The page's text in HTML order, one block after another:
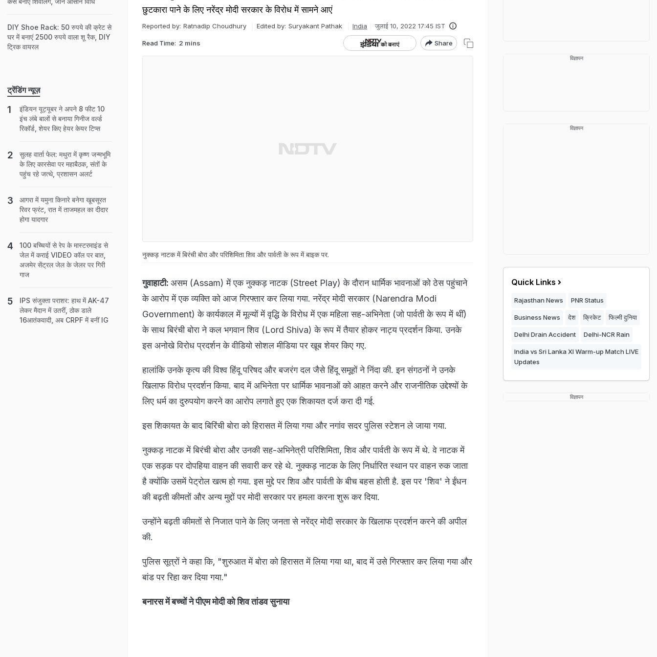
छुटकारा पाने के लिए नरेंद्र मोदी सरकार के विरोध में सामने आएं
Reported by: Ratnadip Choudhury Edited by: Suryakant Pathak India जुलाई 10, 2022 17:45 IST
Read Time: 2 mins Share
नुक्कड़ नाटक में बिरंची बोरा और परिशिमिता शिव और पार्वती के रूप में बाइक पर.
गुवाहाटी: असम (Assam) में एक नुक्कड़ नाटक (Street Play) के दौरान धार्मिक भावनाओं को ठेस पहुंचाने
के आरोप में एक व्यक्ति को आज गिरफ्तार कर लिया गया. नरेंद्र मोदी सरकार (Narendra Modi
Government) के कार्यकाल में मूल्यों में वृद्धि के विरोध में एक महिला सह-अभिनेता (जो पार्वती के रूप में थीं)
के साथ बिरंची बोरा ने कल भगवान शिव (Lord Shiva) के रूप में तैयार होकर नाट्य प्रदर्शन किया. उनके
इस अनोखे विरोध प्रदर्शन के वीडियो सोशल मीडिया पर खूब शेयर किए गए.
हालांकि उनके कृत्य की विश्व हिंदू परिषद और बजरंग दल जैसे हिंदू समूहों ने निंदा की. इन संगठनों ने उनके
खिलाफ विरोध प्रदर्शन किया. बाद में अभिनेता पर धार्मिक भावनाओं को आहत करने और राजनीतिक उद्देश्यों के
लिए धर्म का दुरुपयोग करने का आरोप लगाते हुए एक शिकायत दर्ज करा दी गई.
इस शिकायत के बाद बिरिंची बोरा को हिरासत में लिया गया और नगांव सदर पुलिस स्टेशन ले जाया गया.
नुक्कड़ नाटक में बिरंची बोरा और उनकी सह-अभिनेत्री परिशिमिता, शिव और पार्वती के रूप में थे. वे नाटक में
एक सड़क पर दोपहिया वाहन की सवारी कर रहे थे. नुक्कड़ नाटक के लिए निर्धारित स्थान पर वाहन रुक जाता
है क्योंकि उसमें पेट्रोल खत्म हो गया. इस मुद्दे पर शिव और पार्वती के बीच बहस होती है. इस पर 'शिव' ने ईंधन
की बढ़ती कीमतों और अन्य मुद्दों पर मोदी सरकार पर हमला करना शुरू कर दिया.
उन्होंने बढ़ती कीमतों से निजात पाने के लिए जनता से नरेंद्र मोदी सरकार के खिलाफ प्रदर्शन करने की अपील
की.
पुलिस सूत्रों ने कहा कि, "शुरुआत में बोरा को हिरासत में लिया गया था, बाद में उसे गिरफ्तार कर लिया गया और
बांड पर रिहा कर दिया गया."
बनारस में बच्चों ने पीएम मोदी को शिव तांडव सुनाया
DIY Shoe Rack: 50 रुपये की क्रेट से
घर में बनाएं 2500 रुपये वाला शू रैक, DIY
ट्रिक वायरल
ट्रेंडिंग न्यूज़
इंडियन यूट्यूबर ने अपने 8 फीट 10
इंच लंबे बालों से बनाया गिनीज वर्ल्ड
रिकॉर्ड, शेयर किए हेयर केयर टिप्स
सुलह वार्ता फेल: मथुरा में कृष्ण जन्मभूमि
के लिए कारसेवा पर महाबैठक, संतों के
पहुंच रहे जत्थे, प्रशासन अलर्ट
आगरा में यमुना किनारे बनेगा खूबसूरत
रिवर फ्रंट, रात में ताजमहल का दीदार
होगा यादगार
100 बच्चियों से रेप के मास्टरमाइंड से
जेल में कराई VIDEO कॉल पर बात,
अजमेर सेंट्रल जेल के जेलर पर गिरी
गाज
IPS संजुक्ता पराशर: हाथ में AK-47
लेकर मैदान में उतरीं, ठोक डाले
16आतंकवादी, अब CRPF में बनीं IG
विज्ञापन
विज्ञापन
Quick Links
Rajasthan News PNR Status
Business News देश क्रिकेट फिल्मी दुनिया
Delhi Drain Accident Delhi-NCR Rain
India vs Sri Lanka XI Warm-up Match LIVE
Updates
विज्ञापन